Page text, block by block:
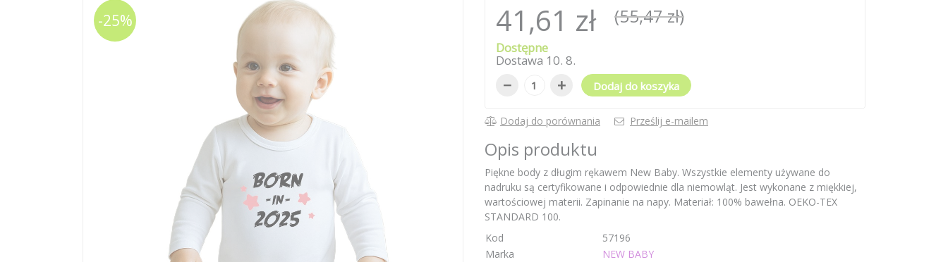
-25% 41,61 zł (55,47 zł)
Dostępne
Dostawa 10. 8.
− + Dodaj do koszyka
Dodaj do porównania Prześlij e-mailem
Opis produktu
Piękne body z długim rękawem New Baby. Wszystkie elementy używane do
nadruku są certyfikowane i odpowiednie dla niemowląt. Jest wykonane z miękkiej,
wartościowej materii. Zapinanie na napy. Materiał: 100% bawełna. OEKO-TEX
STANDARD 100.
Kod
57196
Marka
NEW BABY